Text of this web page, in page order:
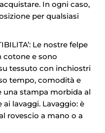
In ogni caso,
per qualsiasi
Le nostre felpe
cotone e sono
tessuto con inchiostri
tempo, comodità e
una stampa morbida al
lavaggi. Lavaggio: è
rovescio a mano o a